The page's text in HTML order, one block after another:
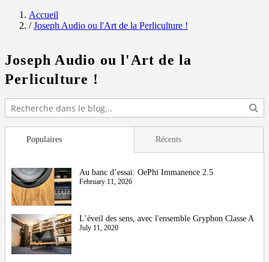
Accueil
/ Joseph Audio ou l'Art de la Perliculture !
Joseph Audio ou l'Art de la
Perliculture !
Populaires
Au banc d’essai: OePhi Immanence 2.5
February 11, 2026
L’éveil des sens, avec l'ensemble Gryphon Classe A
July 11, 2020
Récents